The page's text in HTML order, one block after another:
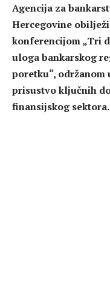
Agencija za
Hercegovine
konferencijom „Tri
uloga bankarskog
poretku“, održanom
prisustvo ključnih
finansijskog sektora.